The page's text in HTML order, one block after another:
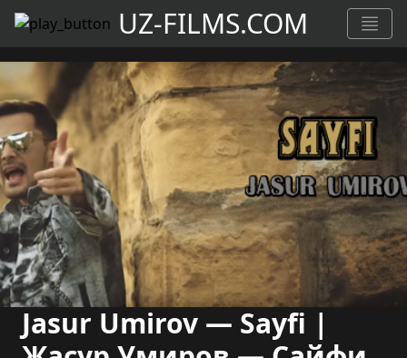
UZ-FILMS.COM
Jasur Umirov — Sayfi |